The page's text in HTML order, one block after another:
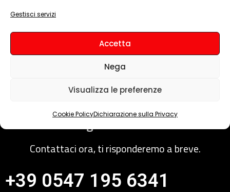
Gestisci servizi
Accetta
Nega
Visualizza le preferenze
Cookie PolicyDichiarazione sulla Privacy
Nessun vincolo contrattuale
Con Gigainlab non hai vincoli contrattuali di permanenza
minima, gli apparati sono tuoi già da subito. Nessuna
Hai bisogno di assistenza?
Contattaci ora, ti risponderemo a breve.
+39 0547 195 6341